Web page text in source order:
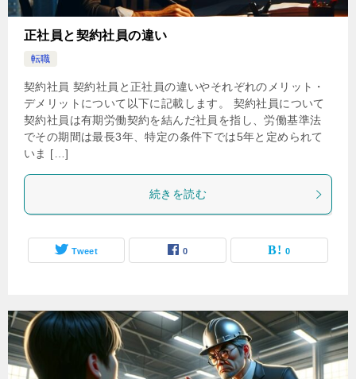
正社員と契約社員の違い
転職
契約社員 契約社員と正社員の違いやそれぞれのメリット・
デメリットについて以下に記載します。 契約社員について
契約社員は有期労働契約を結んだ社員を指し、労働基準法
でその期間は最長3年、特定の条件下では5年と定められて
いま […]
続きを読む
Tweet 0 0